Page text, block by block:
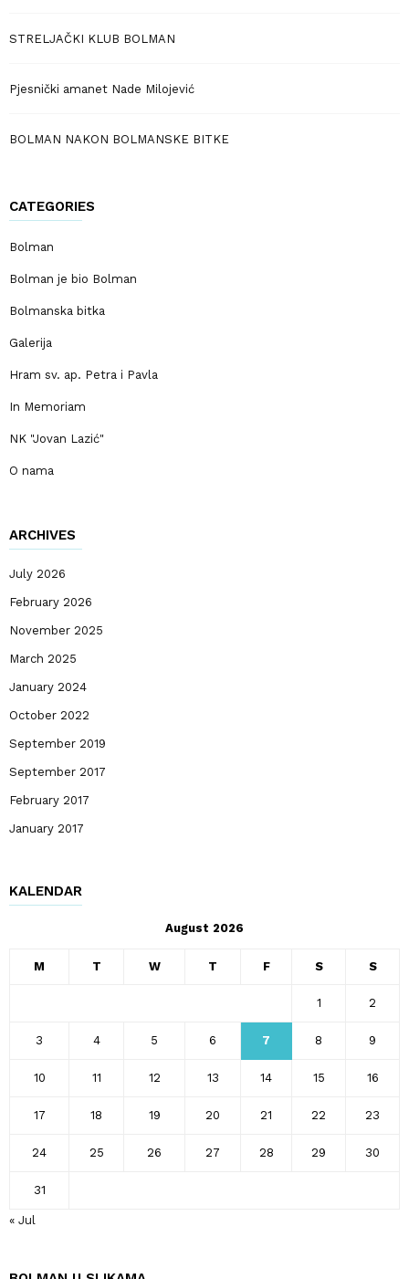
STRELJAČKI KLUB BOLMAN
Pjesnički amanet Nade Milojević
BOLMAN NAKON BOLMANSKE BITKE
CATEGORIES
Bolman
Bolman je bio Bolman
Bolmanska bitka
Galerija
Hram sv. ap. Petra i Pavla
In Memoriam
NK "Jovan Lazić"
O nama
ARCHIVES
July 2026
February 2026
November 2025
March 2025
January 2024
October 2022
September 2019
September 2017
February 2017
January 2017
KALENDAR
August 2026
M T W T F S S
1 2
3 4 5 6 7 8 9
10 11 12 13 14 15 16
17 18 19 20 21 22 23
24 25 26 27 28 29 30
31
« Jul